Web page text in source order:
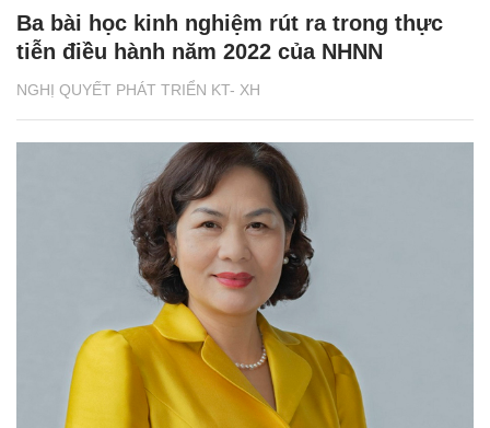
NGHỊ QUYẾT PHÁT TRIỂN KT- XH
Ba bài học kinh nghiệm rút ra trong thực
tiễn điều hành năm 2022 của NHNN